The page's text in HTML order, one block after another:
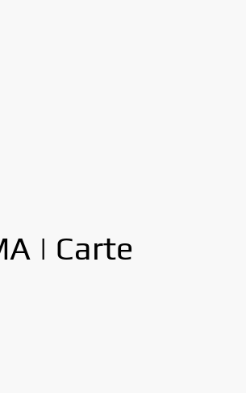
| Carte